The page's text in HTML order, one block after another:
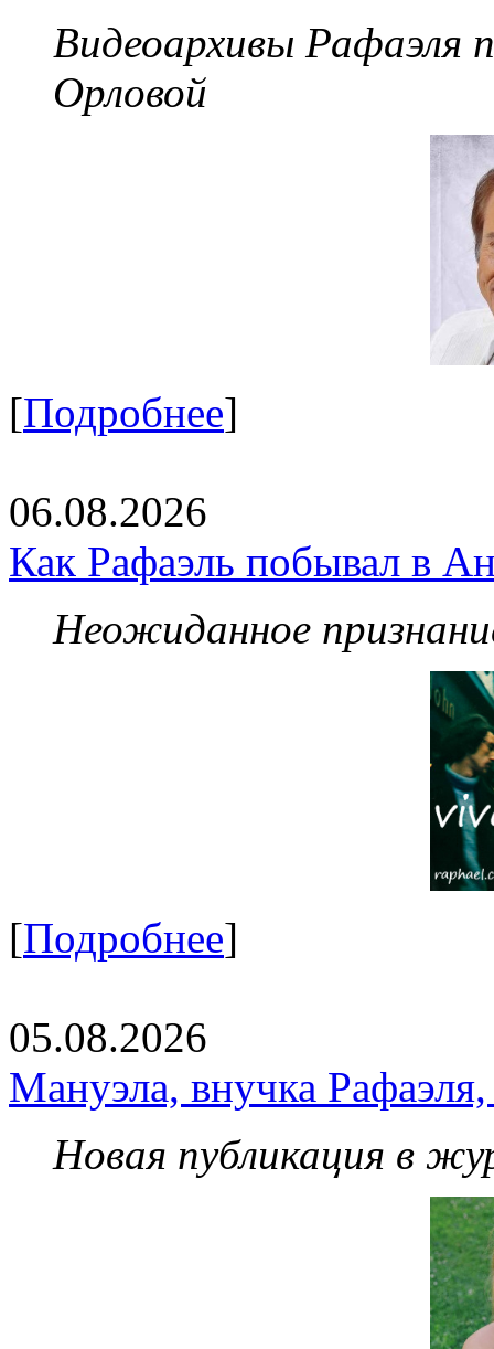
Видеоархивы Рафаэля
Орловой
[Подробнее]
06.08.2026
Как Рафаэль побывал в
Неожиданное
[Подробнее]
05.08.2026
Мануэла, внучка
Новая публикация в